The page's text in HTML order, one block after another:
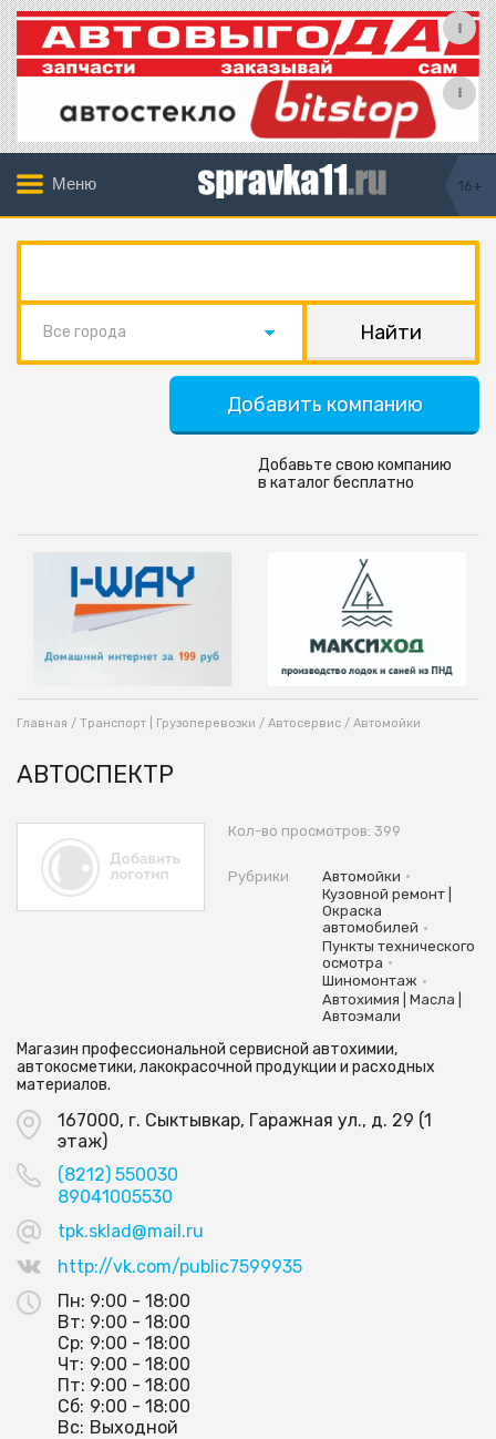
Меню 16+
Все города
Добавить компанию
Добавьте свою компанию
в каталог бесплатно
Главная / Транспорт | Грузоперевозки / Автосервис / Автомойки
АВТОСПЕКТР
Кол-во просмотров: 399
Рубрики Автомойки •
Кузовной ремонт |
Окраска
автомобилей •
Пункты технического
осмотра •
Шиномонтаж •
Автохимия | Масла |
Автоэмали
Магазин профессиональной сервисной автохимии,
автокосметики, лакокрасочной продукции и расходных
материалов.
167000, г. Сыктывкар, Гаражная ул., д. 29 (1
этаж)
(8212) 550030
89041005530
tpk.sklad@mail.ru
http://vk.com/public7599935
Пн: 9:00 - 18:00
Вт: 9:00 - 18:00
Ср: 9:00 - 18:00
Чт: 9:00 - 18:00
Пт: 9:00 - 18:00
Сб: 9:00 - 18:00
Вс: Выходной